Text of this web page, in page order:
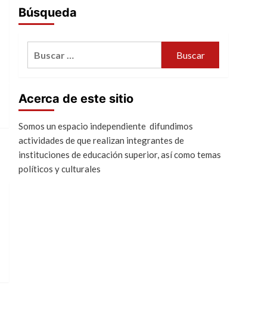
Búsqueda
Acerca de este sitio
Somos un espacio independiente difundimos
actividades de que realizan integrantes de
instituciones de educación superior, así como temas
políticos y culturales